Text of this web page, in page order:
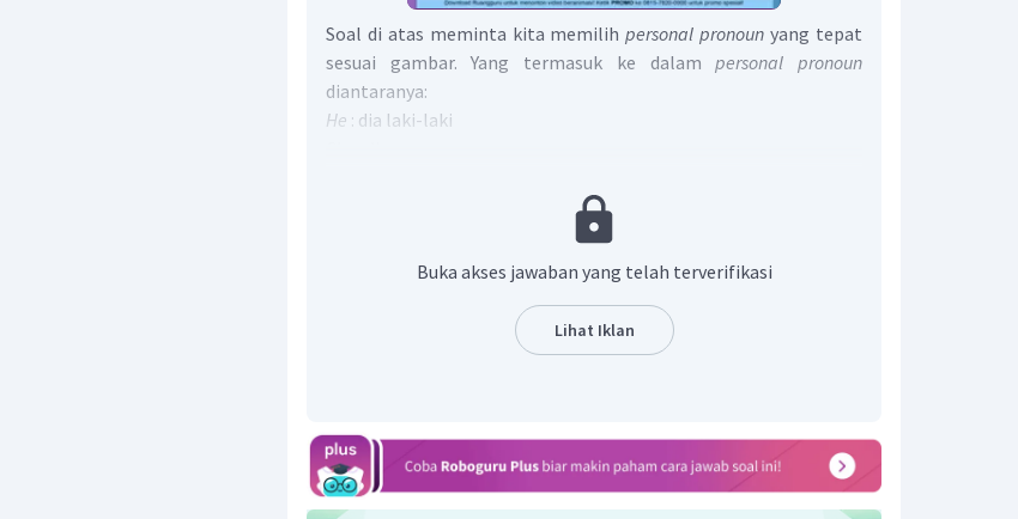
Soal di atas meminta kita memilihpersonal pronounyang tepat
sesuai gambar. Yang termasuk ke dalampersonal pronoun
diantaranya:
He : dia laki-laki
: Mereka (atau untuk benda/tumbuhan/hewan yang lebih
Gambar di atas menunjukan anak-anak ataukids.Jadi,
Buka akses jawaban yang telah terverifikasi
Lihat Iklan